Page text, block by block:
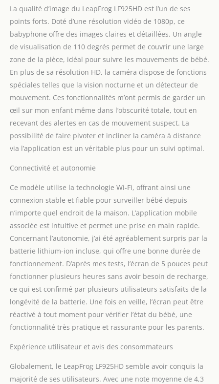
degrés] - Permet une
vision panoramique à
360 degrés et jusqu'à 130
degrés vers le haut et
vers le bas. Zoomez
jusqu'à 8 fois pour vous
sentir proche du bébé.
[Veilleuse de couleur
adaptative et graduable]
- La veilleuse intégrée de
plusieurs couleurs
s'adapte à la luminosité
de la pièce, éclairant la
chambre de bébé dans
l'obscurité lorsque cela
vous pouvez facilement
la contrôler de n'importe
où. [Capteurs intelligents
- Son, mouvement,
température et humidité]
- Les capteurs intelligents
sont prêts à vous alerter
dès que le bébé fait
quelque chose ou que
chambre d'enfant change
au-delà de la plage de
confort que vous avez
définie. Les capteurs
peuvent également
déclencher
l'allumage de la veilleuse
et l'émission d'un son
La qualité d’image du LeapFrog LF925HD est l’un de ses
points forts. Doté d’une résolution vidéo de 1080p, ce
babyphone offre des images claires et détaillées. Un angle
de visualisation de 110 degrés permet de couvrir une large
zone de la pièce, idéal pour suivre les mouvements de bébé.
En plus de sa résolution HD, la caméra dispose de fonctions
spéciales telles que la vision nocturne et un détecteur de
mouvement. Ces fonctionnalités m’ont permis de garder un
œil sur mon enfant même dans l’obscurité totale, tout en
recevant des alertes en cas de mouvement suspect. La
possibilité de faire pivoter et incliner la caméra à distance
via l’application est un véritable plus pour un suivi optimal.
Connectivité et autonomie
Ce modèle utilise la technologie Wi-Fi, offrant ainsi une
connexion stable et fiable pour surveiller bébé depuis
n’importe quel endroit de la maison. L’application mobile
associée est intuitive et permet une prise en main rapide.
Concernant l’autonomie, j’ai été agréablement surpris par la
batterie lithium-ion incluse, qui offre une bonne durée de
fonctionnement. D’après mes tests, l’écran de 5 pouces peut
fonctionner plusieurs heures sans avoir besoin de recharge,
ce qui est confirmé par plusieurs utilisateurs satisfaits de la
longévité de la batterie. Une fois en veille, l’écran peut être
réactivé à tout moment pour vérifier l’état du bébé, une
fonctionnalité très pratique et rassurante pour les parents.
Expérience utilisateur et avis des consommateurs
Globalement, le LeapFrog LF925HD semble avoir conquis la
majorité de ses utilisateurs. Avec une note moyenne de 4,3